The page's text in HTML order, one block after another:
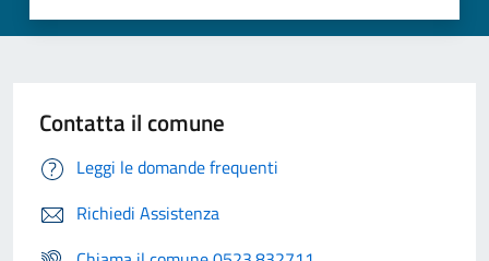
Contatta il comune
Leggi le domande frequenti
Richiedi Assistenza